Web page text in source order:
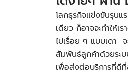
โลกธุรกิจแข่งขันรุน
เดียว ก็อาจจะทำให้
ไปเรื่อย ๆ แบบเดา
สัมพันธ์ลูกค้าด้วยระ
เพื่อส่งต่อบริการที่ดีที่